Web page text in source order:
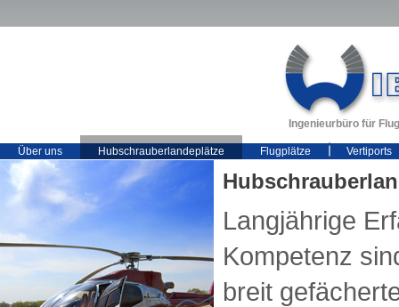
Ingenieurbüro für
Über uns Hubschrauberlandeplätze Flugplätze Vertiports
Langjährige
Kompetenz
breit